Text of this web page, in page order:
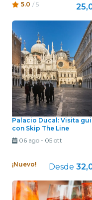
5.0 / 5
Palacio Ducal: Visita
con Skip The Line
06 ago- 05 ott
¡Nuevo! Desde